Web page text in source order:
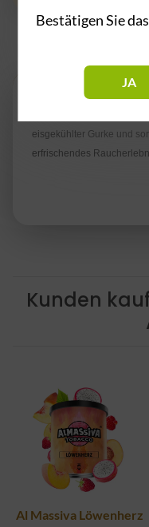
eisgekühlter Gurke und
erfrischendes
Kunden
Al Massiva Löwenherz
Bestätigen Sie
JA